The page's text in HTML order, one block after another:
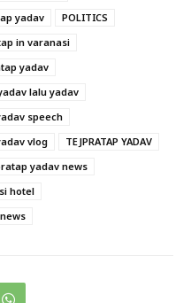
yadav
POLITICS
in varanasi
yadav
lalu yadav
speech
vlog
TEJPRATAP YADAV
yadav news
hotel